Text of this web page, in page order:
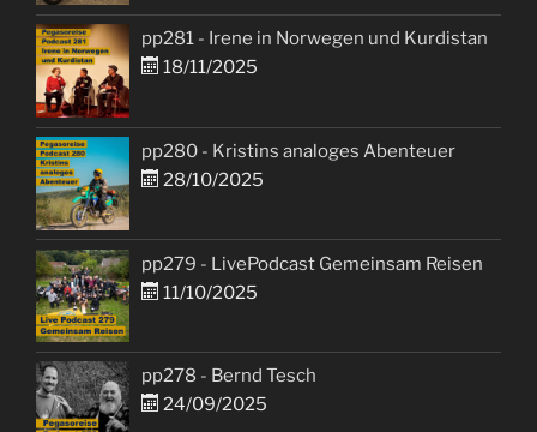
pp281 - Irene in Norwegen und Kurdistan
18/11/2025
pp280 - Kristins analoges Abenteuer
28/10/2025
pp279 - LivePodcast Gemeinsam Reisen
11/10/2025
pp278 - Bernd Tesch
24/09/2025